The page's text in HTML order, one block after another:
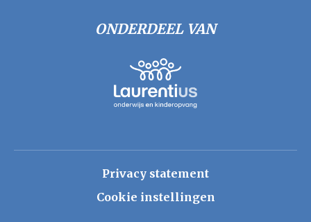
ONDERDEEL VAN
Privacy statement
Cookie instellingen